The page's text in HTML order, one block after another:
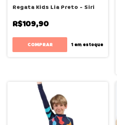
Regata Kids Lia Preto - Siri
R$109,90
COMPRAR 1em estoque